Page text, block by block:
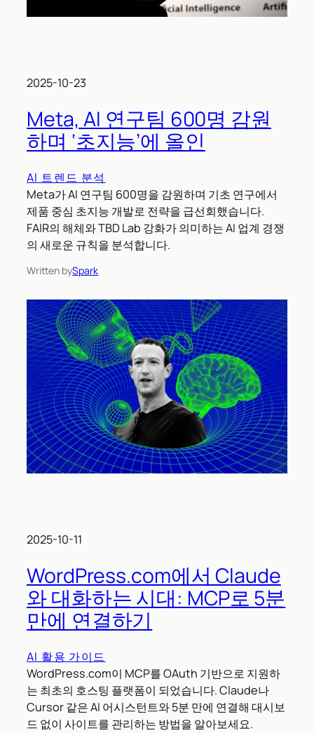
2025-10-23
Meta, AI 연구팀 600명 감원
하며 ‘초지능’에 올인
AI 트렌드 분석
Meta가 AI 연구팀 600명을 감원하며 기초 연구에서
제품 중심 초지능 개발로 전략을 급선회했습니다.
FAIR의 해체와 TBD Lab 강화가 의미하는 AI 업계 경쟁
의 새로운 규칙을 분석합니다.
Written bySpark
2025-10-11
WordPress.com에서 Claude
와 대화하는 시대: MCP로 5분
만에 연결하기
AI 활용 가이드
WordPress.com이 MCP를 OAuth 기반으로 지원하
는 최초의 호스팅 플랫폼이 되었습니다. Claude나
Cursor 같은 AI 어시스턴트와 5분 만에 연결해 대시보
드 없이 사이트를 관리하는 방법을 알아보세요.